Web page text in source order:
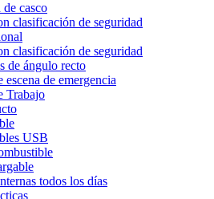
casco
clasificación de seguridad
clasificación de seguridad
de ángulo recto
escena de emergencia
Trabajo
USB
todos los días